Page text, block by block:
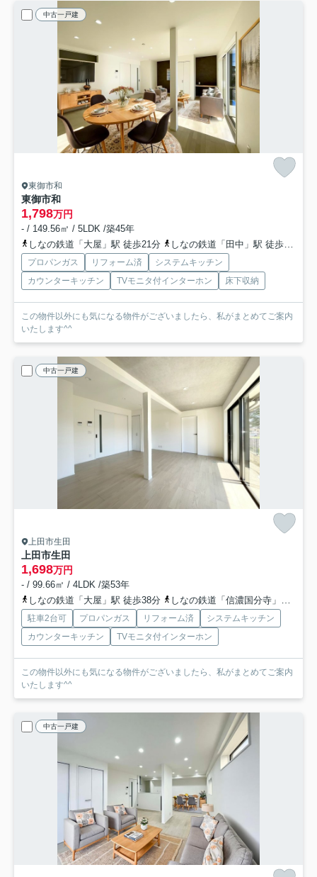
中古一戸建
東御市和
東御市和
1,798万円
- / 149.56㎡ / 5LDK /築45年
しなの鉄道「大屋」駅 徒歩21分
しなの鉄道「田中」駅 徒歩31分
プロパンガス リフォーム済
システムキッチン
カウンターキッチン
TVモニタ付インターホン 床下収納
この物件以外にも気になる物件がございましたら、私がまとめてご案内
いたします^^
中古一戸建
上田市生田
上田市生田
1,698万円
- / 99.66㎡ / 4LDK /築53年
しなの鉄道「大屋」駅 徒歩38分
しなの鉄道「信濃国分寺」駅 徒歩63分
駐車2台可 プロパンガス リフォーム済
システムキッチン
カウンターキッチン
TVモニタ付インターホン
この物件以外にも気になる物件がございましたら、私がまとめてご案内
いたします^^
中古一戸建